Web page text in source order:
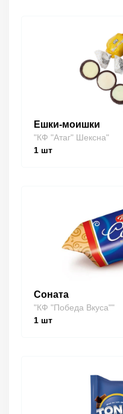
Ешки-моишки
"КФ "Атаг" Шексна"
1 шт
Соната
"КФ "Победа Вкуса""
1 шт